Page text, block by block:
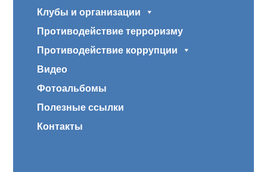
Клубы и организации
Противодействие терроризму
Противодействие коррупции
Видео
Фотоальбомы
Полезные ссылки
Контакты